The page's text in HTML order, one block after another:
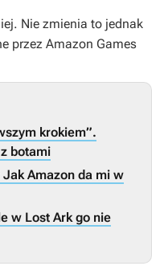
Nie zmienia to jednak
przez Amazon Games
krokiem”.
botami
Amazon da mi w
w Lost Ark go nie